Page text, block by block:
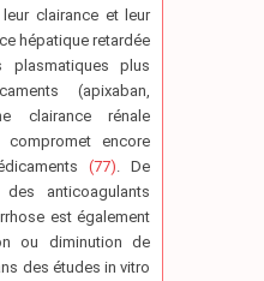
clairance et leur
hépatique retardée
plasmatiques plus
(apixaban,
clairance rénale
encore
(77) . De
anticoagulants
est également
ou diminution de
des études in vitro